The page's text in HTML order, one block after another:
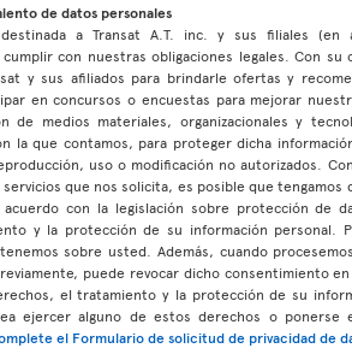
de datos personales
a Transat A.T. inc. y sus filiales (en
con nuestras obligaciones legales. Con su
y sus afiliados para brindarle ofertas y
en concursos o encuestas para mejorar
de medios materiales, organizacionales y
la que contamos, para proteger dicha
uso o modificación no autorizados.
que nos solicita, es posible que tengamos
con la legislación sobre protección de
y la protección de su información personal.
sobre usted. Además, cuando
puede revocar dicho consentimiento
el tratamiento y la protección de su
ejercer alguno de estos derechos o
el Formulario de solicitud de privacidad de